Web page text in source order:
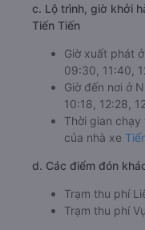
c. Lộ trình, giờ khởi
Tiến Tiến
Giờ xuất phát
09:30, 11:40,
Giờ đến nơi ở
10:18, 12:28,
Thời gian chạy
của nhà xe
d. Các điểm đón
Trạm thu phí
Trạm thu phí